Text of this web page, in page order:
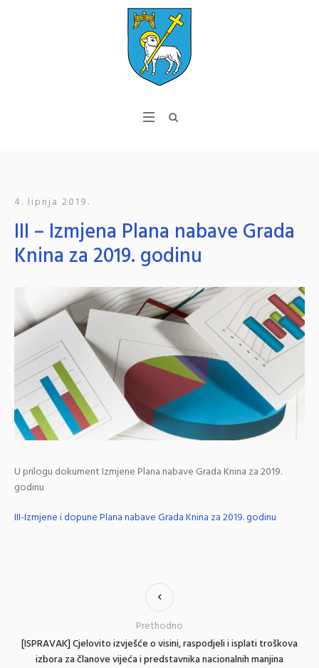
4. lipnja 2019.
III – Izmjena Plana nabave Grada
Knina za 2019. godinu
U prilogu dokument Izmjene Plana nabave Grada Knina za 2019.
godinu
III-Izmjene i dopune Plana nabave Grada Knina za 2019. godinu
[ISPRAVAK] Cjelovito izvješće o visini, raspodjeli i isplati troškova
izbora za članove vijeća i predstavnika nacionalnih manjina
Prethodno